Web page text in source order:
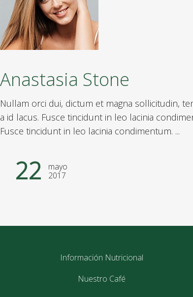
Anastasia Stone
Nullam orci dui, dictum et magna sollicitudin,
a id lacus. Fusce tincidunt in leo lacinia
Fusce tincidunt in leo lacinia condimentum. ...
22
mayo
2017
Información Nutricional
Nuestro Café